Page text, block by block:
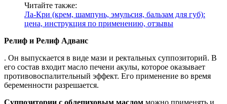
Читайте также:
Ла-Кри (крем, шампунь, эмульсия, бальзам для губ):
цена, инструкция по применению, отзывы
Релиф и Релиф Адванс
. Он выпускается в виде мази и ректальных суппозиторий. В
его состав входит масло печени акулы, которое оказывает
противовоспалительный эффект. Его применение во время
беременности разрешается.
Суппозитории с облепиховым маслом можно применять и